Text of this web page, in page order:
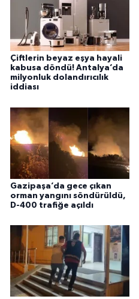
Çiftlerin beyaz eşya hayali
kabusa döndü! Antalya’da
milyonluk dolandırıcılık
iddiası
Gazipaşa’da gece çıkan
orman yangını söndürüldü,
D-400 trafiğe açıldı